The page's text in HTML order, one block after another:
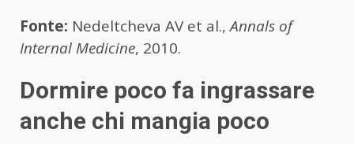
Fonte: Nedeltcheva AV et al.,Annals of
Internal Medicine, 2010.
Dormire poco fa ingrassare
anche chi mangia poco